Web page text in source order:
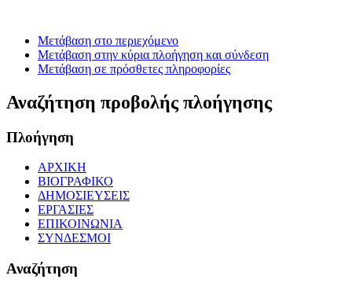
Μετάβαση στο περιεχόμενο
Μετάβαση στην κύρια πλοήγηση και σύνδεση
Μετάβαση σε πρόσθετες πληροφορίες
Αναζήτηση προβολής πλοήγησης
Πλοήγηση
ΑΡΧΙΚΗ
ΒΙΟΓΡΑΦΙΚΟ
ΔΗΜΟΣΙΕΥΣΕΙΣ
ΕΡΓΑΣΙΕΣ
ΕΠΙΚΟΙΝΩΝΙΑ
ΣΥΝΔΕΣΜΟΙ
Αναζήτηση